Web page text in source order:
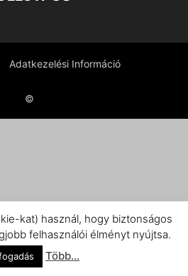
Adatkezelési Információ
©
kat) használ, hogy biztonságos
felhasználói élményt nyújtsa.
Több...